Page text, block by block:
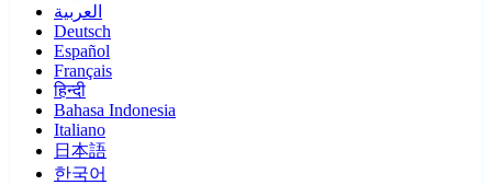
العربية
Deutsch
Español
Français
हिन्दी
Bahasa Indonesia
Italiano
日本語
한국어